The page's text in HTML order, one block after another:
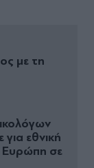
με τη
εθνική
Ευρώπη σε